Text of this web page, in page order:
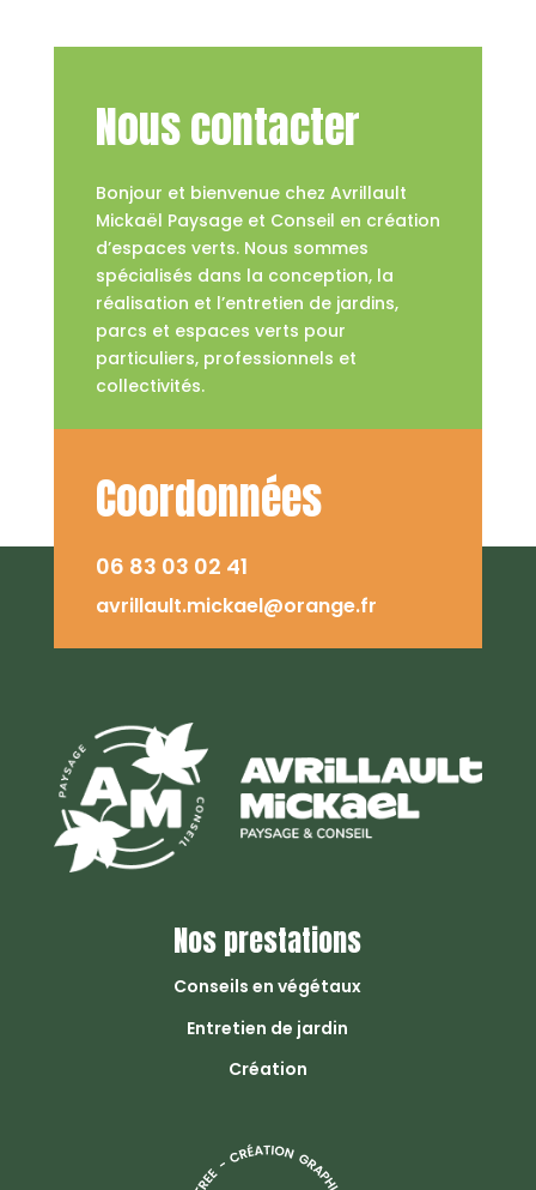
Nous contacter
Bonjour et bienvenue chez Avrillault
Mickaël Paysage et Conseil en création
d’espaces verts. Nous sommes
spécialisés dans la conception, la
réalisation et l’entretien de jardins,
parcs et espaces verts pour
particuliers, professionnels et
collectivités.
Coordonnées
06 83 03 02 41
avrillault.mickael@orange.fr
Nos prestations
Conseils en végétaux
Entretien de jardin
Création